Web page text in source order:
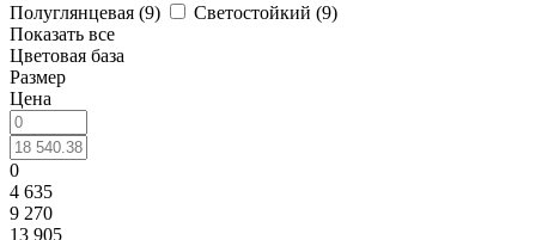
Полуглянцевая (9) Светостойкий (9)
Показать все
Цветовая база
Размер
Цена
0
4 635
9 270
13 905